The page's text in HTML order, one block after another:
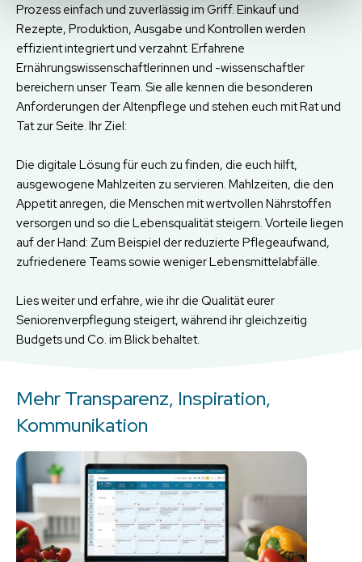
Prozess einfach und zuverlässig im Griff. Einkauf und
Rezepte, Produktion, Ausgabe und Kontrollen werden
effizient integriert und verzahnt. Erfahrene
Ernährungswissenschaftlerinnen und -wissenschaftler
bereichern unser Team. Sie alle kennen die besonderen
Anforderungen der Altenpflege und stehen euch mit Rat und
Tat zur Seite. Ihr Ziel:
Die digitale Lösung für euch zu finden, die euch hilft,
ausgewogene Mahlzeiten zu servieren. Mahlzeiten, die den
Appetit anregen, die Menschen mit wertvollen Nährstoffen
versorgen und so die Lebensqualität steigern. Vorteile liegen
auf der Hand: Zum Beispiel der reduzierte Pflegeaufwand,
zufriedenere Teams sowie weniger Lebensmittelabfälle.
Lies weiter und erfahre, wie ihr die Qualität eurer
Seniorenverpflegung steigert, während ihr gleichzeitig
Budgets und Co. im Blick behaltet.
Mehr Transparenz, Inspiration,
Kommunikation